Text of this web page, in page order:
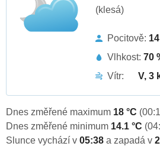
(klesá)
Pocitově:
Vlhkost: 70
Vítr:
V, 3
Dnes změřené maximum 18 °C
Dnes změřené minimum 14.1 °C
Slunce vychází v 05:38 a zapadá v